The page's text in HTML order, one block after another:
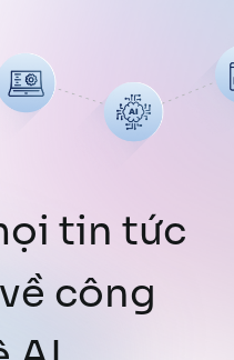
tin tức
công